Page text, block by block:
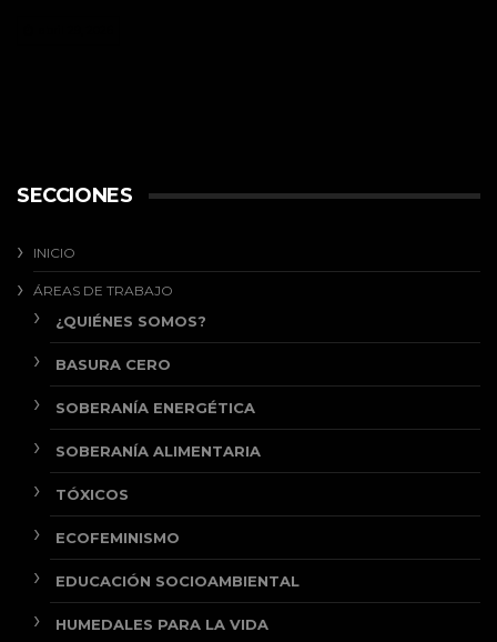
SECCIONES
INICIO
ÁREAS DE TRABAJO
¿QUIÉNES SOMOS?
BASURA CERO
SOBERANÍA ENERGÉTICA
SOBERANÍA ALIMENTARIA
TÓXICOS
ECOFEMINISMO
EDUCACIÓN SOCIOAMBIENTAL
HUMEDALES PARA LA VIDA